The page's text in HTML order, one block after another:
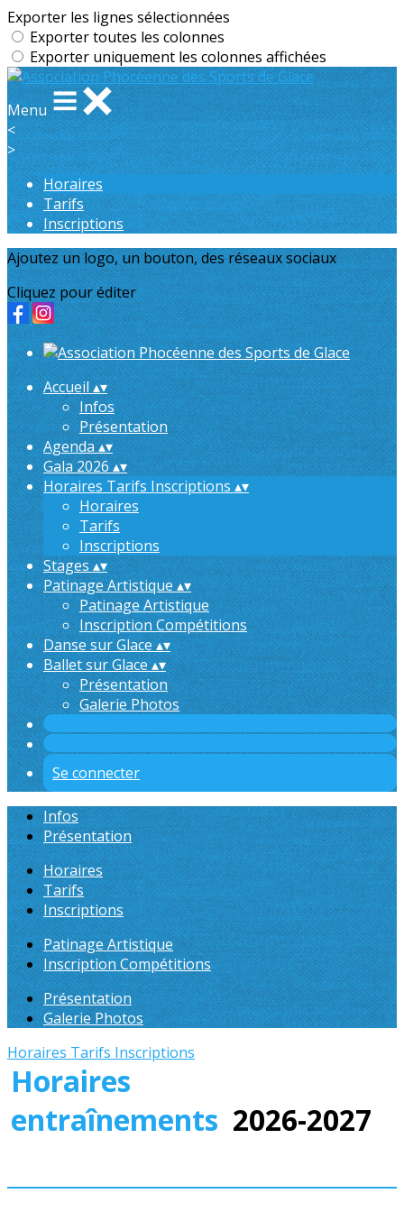
Exporter les lignes sélectionnées
Exporter toutes les colonnes
Exporter uniquement les colonnes affichées
Menu
<
>
Horaires
Tarifs
Inscriptions
Ajoutez un logo, un bouton, des réseaux sociaux
Cliquez pour éditer
Accueil▴▾
Infos
Présentation
Agenda▴▾
Gala 2026▴▾
Horaires Tarifs Inscriptions ▴▾
Horaires
Tarifs
Inscriptions
Stages▴▾
Patinage Artistique▴▾
Patinage Artistique
Inscription Compétitions
Danse sur Glace▴▾
Ballet sur Glace▴▾
Présentation
Galerie Photos
Se connecter
Infos
Présentation
Horaires
Tarifs
Inscriptions
Patinage Artistique
Inscription Compétitions
Présentation
Galerie Photos
Horaires Tarifs Inscriptions
Horaires
entraînements 2026-2027